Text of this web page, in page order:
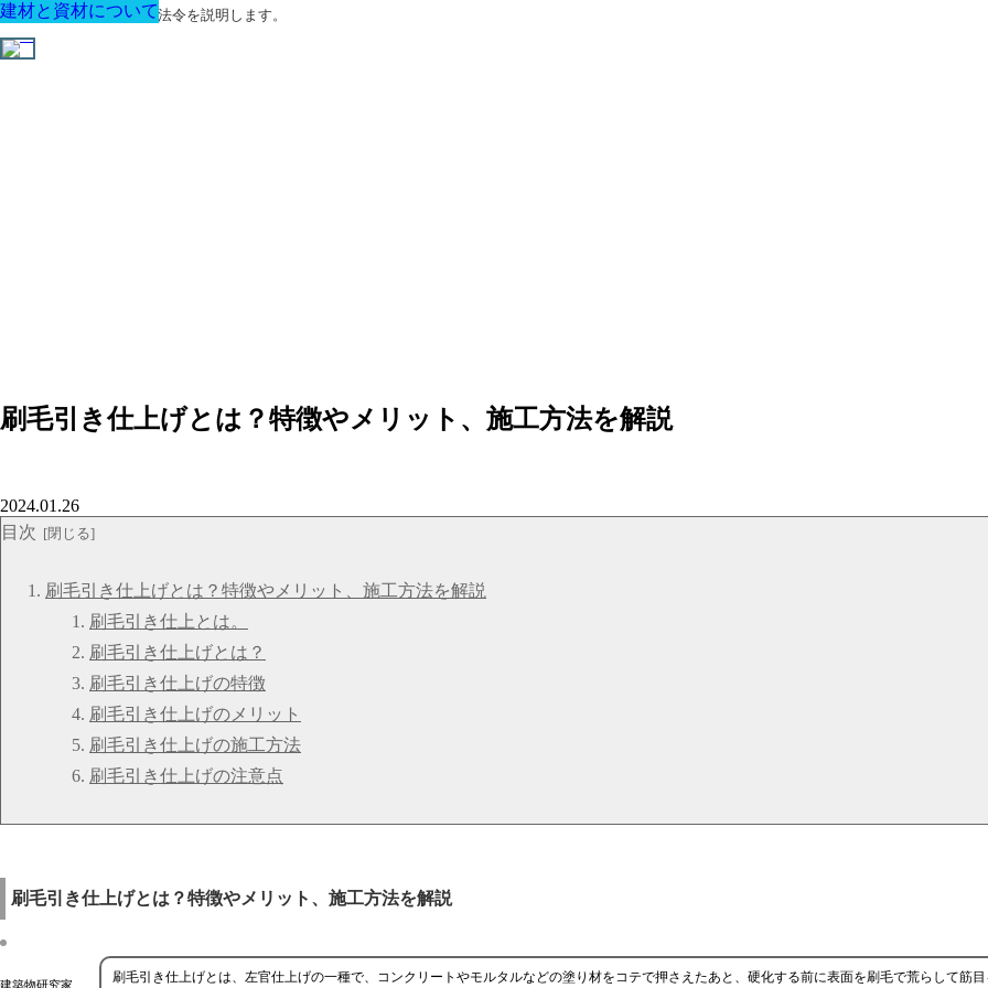
建築に関する用語と関連法令を説明します。
刷毛引き仕上げとは？特徴やメリット、施工方法を解説
建材と資材について
2024.01.26
目次
刷毛引き仕上げとは？特徴やメリット、施工方法を解説
刷毛引き仕上とは。
刷毛引き仕上げとは？
刷毛引き仕上げの特徴
刷毛引き仕上げのメリット
刷毛引き仕上げの施工方法
刷毛引き仕上げの注意点
刷毛引き仕上げとは？特徴やメリット、施工方法を解説
建築物研究家 刷毛引き仕上げとは、左官仕上げの一種で、コンクリートやモルタルなどの塗り材をコテで押さえたあと、硬化する前に表面を刷毛で荒らして筋
建材と資材について
建材と資材について
建材と資材について
建材と資材について
建材と資材について
建材と資材について